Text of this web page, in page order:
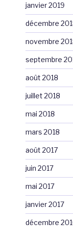
janvier 2019
décembre
novembre
septembre
août 2018
juillet 2018
mai 2018
mars 2018
août 2017
juin 2017
mai 2017
janvier 2017
décembre